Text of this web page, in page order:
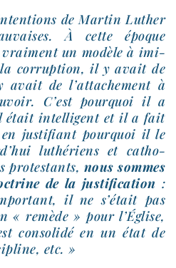
de Martin Luther
À cette époque
vrai­ment un modèle à imi­
cor­rup­tion, il y avait de
de l’at­ta­che­ment à
C’est pour­quoi il a
était intel­li­gent et il a fait
jus­ti­fiant pour­quoi il le
luthé­riens et catho­
pro­tes­tants, nous sommes
de la jus­ti­fi­ca­tion :
il ne s’é­tait pas
remède » pour l’Église,
conso­li­dé en un état de
etc. »